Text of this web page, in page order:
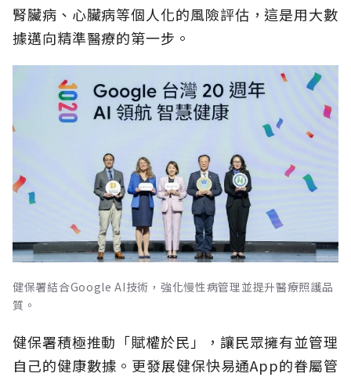
腎臟病、心臟病等個人化的風險評估，這是用大數
據邁向精準醫療的第一步。
健保署結合Google AI技術，強化慢性病管理並提升醫療照護品
質。
健保署積極推動「賦權於民」，讓民眾擁有並管理
自己的健康數據。更發展健保快易通App的眷屬管